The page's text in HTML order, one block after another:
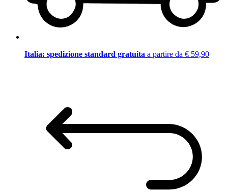
Italia: spedizione standard gratuita a partire da € 59,90